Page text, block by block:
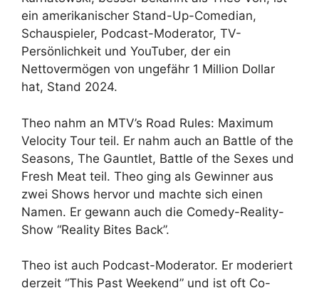
ein amerikanischer Stand-Up-Comedian,
Schauspieler, Podcast-Moderator, TV-
Persönlichkeit und YouTuber, der ein
Nettovermögen von ungefähr 1 Million Dollar
hat, Stand 2024.
Theo nahm an MTV’s Road Rules: Maximum
Velocity Tour teil. Er nahm auch an Battle of the
Seasons, The Gauntlet, Battle of the Sexes und
Fresh Meat teil. Theo ging als Gewinner aus
zwei Shows hervor und machte sich einen
Namen. Er gewann auch die Comedy-Reality-
Show “Reality Bites Back”.
Theo ist auch Podcast-Moderator. Er moderiert
derzeit “This Past Weekend” und ist oft Co-